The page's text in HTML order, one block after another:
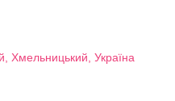
Хмельницький, Україна